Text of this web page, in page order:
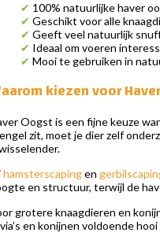
✔ 100% natuurlijke haver
✔ Geschikt voor alle
✔ Geeft veel natuurlijk
✔ Ideaal om voeren
✔ Mooi te gebruiken in
kiezen voor
Oogst is een fijne keuze
zit, moet je dier zelf
hamsterscapingen
en structuur, terwijl de
grotere knaagdieren en
en konijnen voldoende